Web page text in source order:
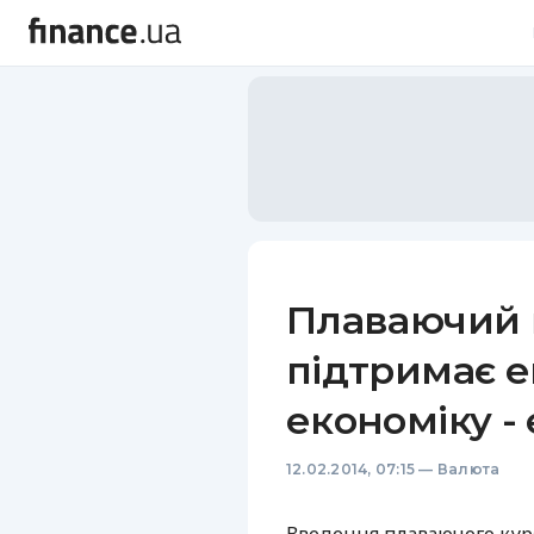
Плаваючий
підтримає
економіку -
12.02.2014, 07:15 — Валюта